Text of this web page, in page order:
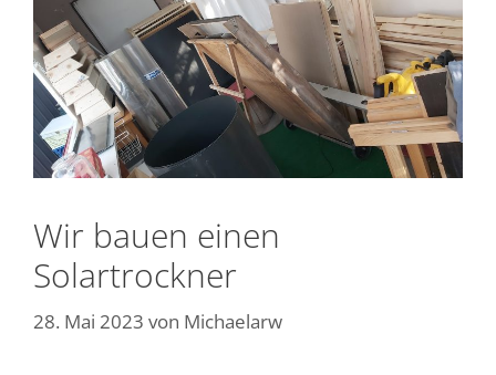
Wir bauen einen
Solartrockner
28. Mai 2023 von Michaelarw